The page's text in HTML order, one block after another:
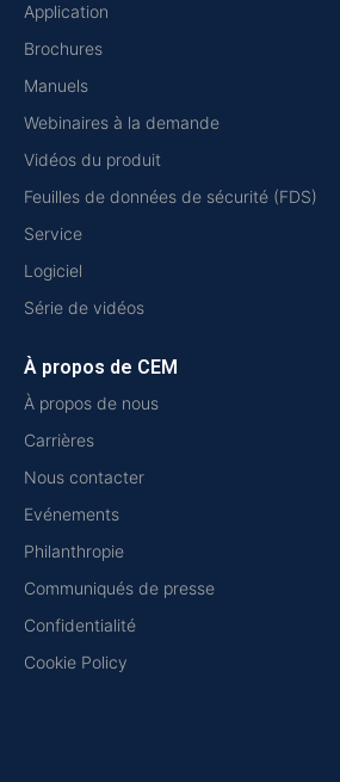
Application
Brochures
Manuels
Webinaires à la demande
Vidéos du produit
Feuilles de données de sécurité (FDS)
Service
Logiciel
Série de vidéos
À propos de CEM
À propos de nous
Carrières
Nous contacter
Evénements
Philanthropie
Communiqués de presse
Confidentialité
Cookie Policy